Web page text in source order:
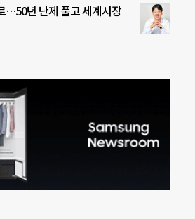
…50년 난제 풀고 세계시장